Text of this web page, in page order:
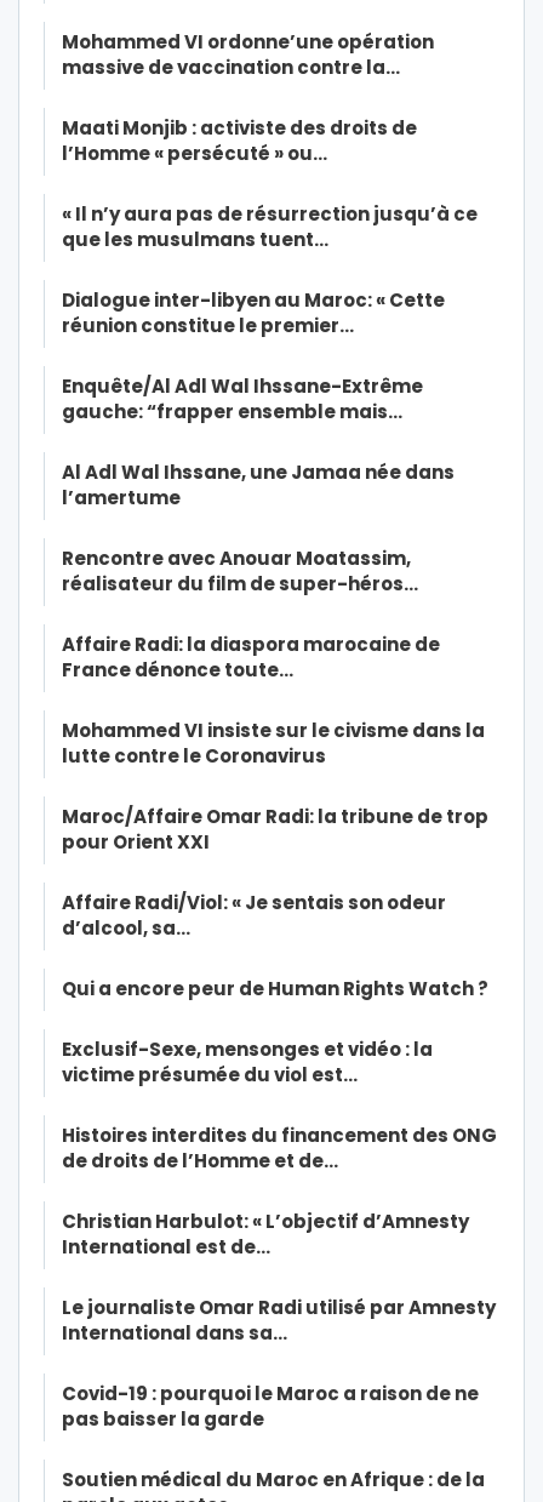
Mohammed VI ordonne’une opération
massive de vaccination contre la…
Maati Monjib : activiste des droits de
l’Homme « persécuté » ou…
« Il n’y aura pas de résurrection jusqu’à ce
que les musulmans tuent…
Dialogue inter-libyen au Maroc: « Cette
réunion constitue le premier…
Enquête/Al Adl Wal Ihssane-Extrême
gauche: “frapper ensemble mais…
Al Adl Wal Ihssane, une Jamaa née dans
l’amertume
Rencontre avec Anouar Moatassim,
réalisateur du film de super-héros…
Affaire Radi: la diaspora marocaine de
France dénonce toute…
Mohammed VI insiste sur le civisme dans la
lutte contre le Coronavirus
Maroc/Affaire Omar Radi: la tribune de trop
pour Orient XXI
Affaire Radi/Viol: « Je sentais son odeur
d’alcool, sa…
Qui a encore peur de Human Rights Watch ?
Exclusif-Sexe, mensonges et vidéo : la
victime présumée du viol est…
Histoires interdites du financement des ONG
de droits de l’Homme et de…
Christian Harbulot: « L’objectif d’Amnesty
International est de…
Le journaliste Omar Radi utilisé par Amnesty
International dans sa…
Covid-19 : pourquoi le Maroc a raison de ne
pas baisser la garde
Soutien médical du Maroc en Afrique : de la